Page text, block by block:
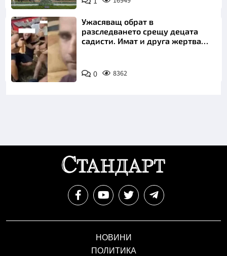
Ужасяващ обрат в
разследването срещу децата
садисти. Имат и друга жертва
0 8362
НОВИНИ
ПОЛИТИКА